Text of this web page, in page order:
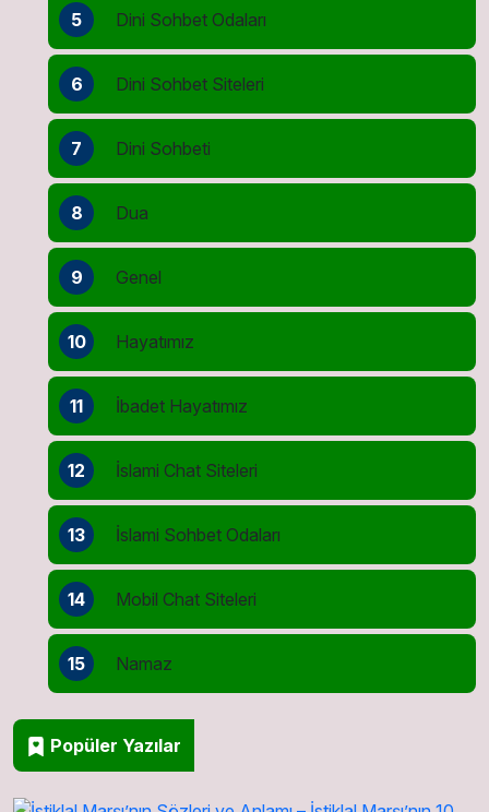
5 Dini Sohbet Odaları
6 Dini Sohbet Siteleri
7 Dini Sohbeti
8 Dua
9 Genel
10 Hayatımız
11 İbadet Hayatımız
12 İslami Chat Siteleri
13 İslami Sohbet Odaları
14 Mobil Chat Siteleri
15 Namaz
Popüler Yazılar